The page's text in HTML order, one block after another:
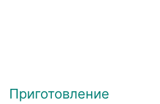
Приготовление